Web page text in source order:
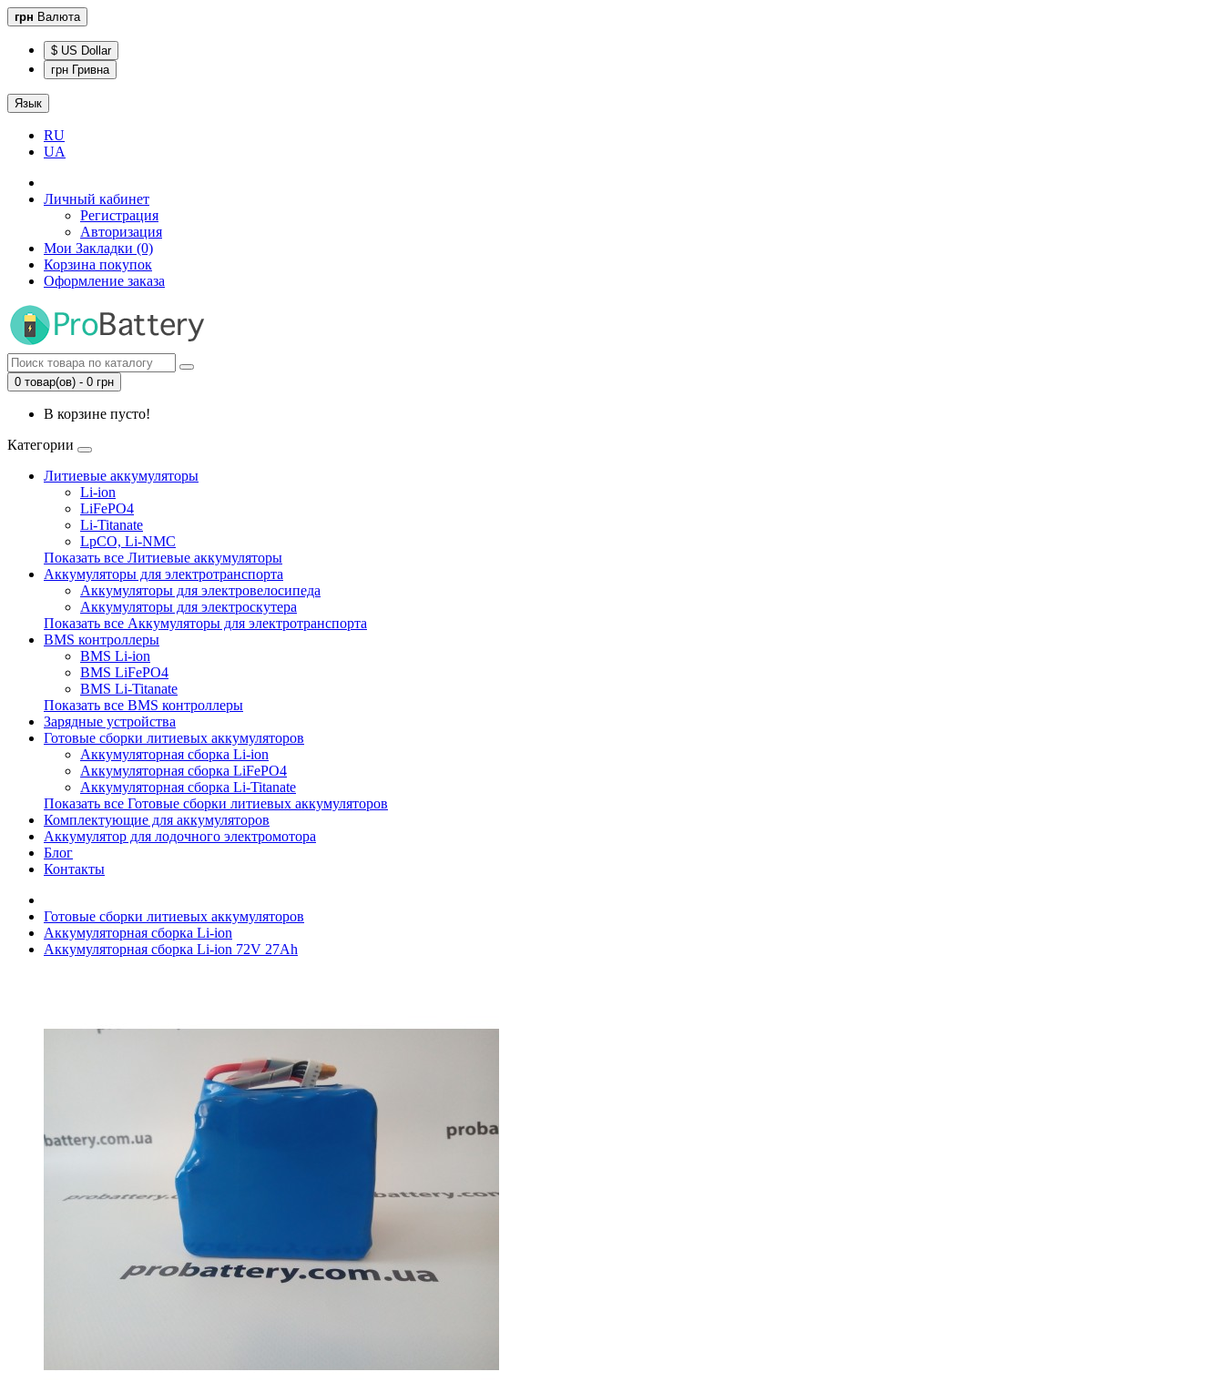
грн Валюта
$ US Dollar
грн Гривна
Язык
RU
UA
Личный кабинет
Регистрация
Авторизация
Мои Закладки (0)
Корзина покупок
Оформление заказа
0 товар(ов) - 0 грн
В корзине пусто!
Категории
Литиевые аккумуляторы
Li-ion
LiFePO4
Li-Titanate
LpCO, Li-NMC
Показать все Литиевые аккумуляторы
Аккумуляторы для электротранспорта
Аккумуляторы для электровелосипеда
Аккумуляторы для электроскутера
Показать все Аккумуляторы для электротранспорта
BMS контроллеры
BMS Li-ion
BMS LiFePO4
BMS Li-Titanate
Показать все BMS контроллеры
Зарядные устройства
Готовые сборки литиевых аккумуляторов
Аккумуляторная сборка Li-ion
Аккумуляторная сборка LiFePO4
Аккумуляторная сборка Li-Titanate
Показать все Готовые сборки литиевых аккумуляторов
Комплектующие для аккумуляторов
Аккумулятор для лодочного электромотора
Блог
Контакты
Готовые сборки литиевых аккумуляторов
Аккумуляторная сборка Li-ion
Аккумуляторная сборка Li-ion 72V 27Ah